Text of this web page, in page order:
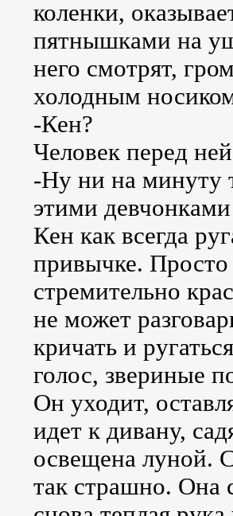
коленки,
пятнышками на
него смотрят,
холодным
-Кен?
Человек перед
-Ну ни на минуту
этими
Кен как всегда
привычке. Просто
стремительно
не может
кричать и
голос, звериные
Он уходит,
идет к дивану,
освещена луной.
так страшно. Она